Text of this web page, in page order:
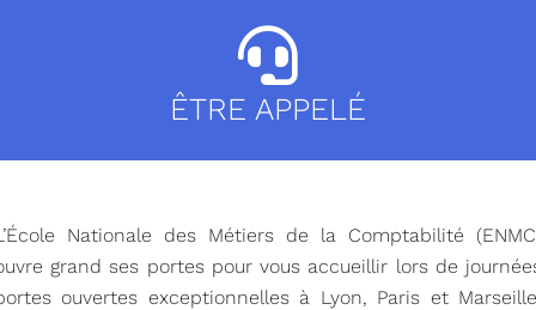
ÊTRE APPELÉ
Nationale des Métiers de la Comptabilité
grand ses portes pour vous accueillir lors de
ouvertes exceptionnelles à Lyon, Paris et